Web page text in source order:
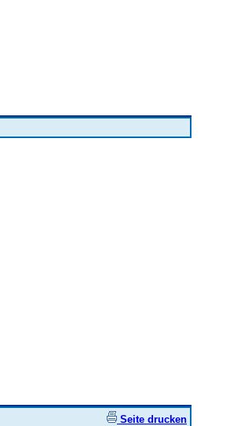
Seite drucken